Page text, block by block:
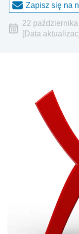
Zapisz się na
22
[Data